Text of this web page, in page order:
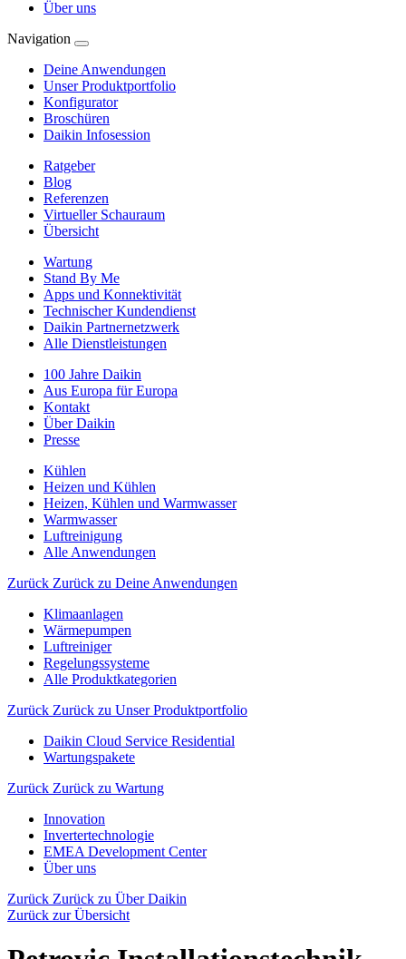
Über uns
Navigation
Deine Anwendungen
Unser Produktportfolio
Konfigurator
Broschüren
Daikin Infosession
Ratgeber
Blog
Referenzen
Virtueller Schauraum
Übersicht
Wartung
Stand By Me
Apps und Konnektivität
Technischer Kundendienst
Daikin Partnernetzwerk
Alle Dienstleistungen
100 Jahre Daikin
Aus Europa für Europa
Kontakt
Über Daikin
Presse
Kühlen
Heizen und Kühlen
Heizen, Kühlen und Warmwasser
Warmwasser
Luftreinigung
Alle Anwendungen
Zurück Zurück zu Deine Anwendungen
Klimaanlagen
Wärmepumpen
Luftreiniger
Regelungssysteme
Alle Produktkategorien
Zurück Zurück zu Unser Produktportfolio
Daikin Cloud Service Residential
Wartungspakete
Zurück Zurück zu Wartung
Innovation
Invertertechnologie
EMEA Development Center
Über uns
Zurück Zurück zu Über Daikin
Zurück zur Übersicht